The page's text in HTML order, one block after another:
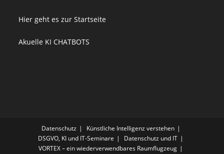
Hier geht es zur Startseite
Akuelle KI CHATBOTS
Datenschutz
Künstliche Intelligenz verstehen
DSGVO, KI und IT-Seminare
Datenschutz und IT
VORTEX – ein wiederverwendbares Raumflugzeug